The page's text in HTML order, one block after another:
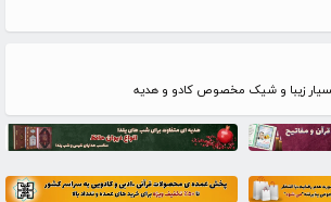
زیبا و شیک مخصوص کادو و هدیه